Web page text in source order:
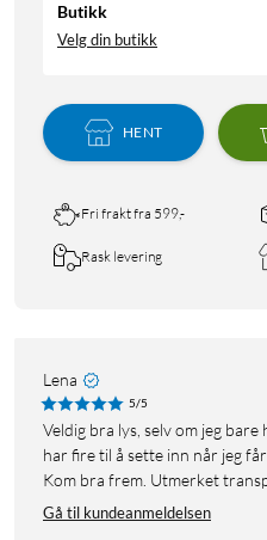
Butikk
Velg din butikk
HENT
Fri frakt fra 599,-
Rask levering
Lena
5/5
Veldig bra lys, selv om jeg bare har satt inn én pære ennå. Jeg
har fire til å sette inn når jeg
Kom bra frem. Utmerket
Gå til kundeanmeldelsen